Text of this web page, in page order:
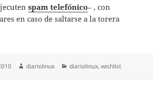
spam telefónico– , con
en caso de saltarse a la torera
Autor
diariolinux Categorías
diariolinux,wishlist